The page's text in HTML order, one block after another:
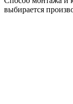
выбирается